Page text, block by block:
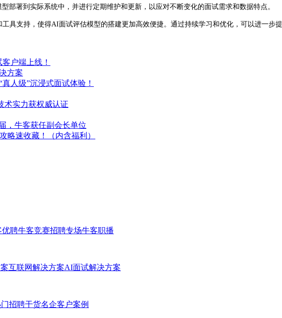
部署到实际系统中，并进行定期维护和更新，以应对不断变化的面试需求和数据特点。
具支持，使得AI面试评估模型的搭建更加高效便捷。通过持续学习和优化，可以进一步
户端上线！
方案
人级”沉浸式面试体验！
术实力获权威认证
，牛客获任副会长单位
略速收藏！（内含福利）
优聘牛客竞赛招聘专场牛客职播
互联网解决方案AI面试解决方案
招聘干货名企客户案例